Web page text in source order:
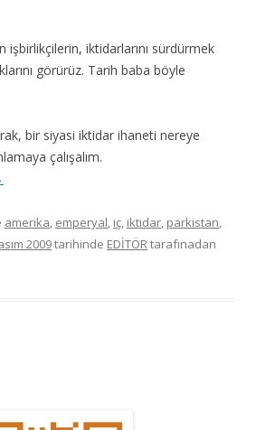
işbirlikçilerin, iktidarlarını sürdürmek
görürüz. Tarih baba böyle
bir siyasi iktidar ihaneti nereye
çalışalım.
amerika, emperyal, iç, iktidar, parkistan,
2009tarihinde EDİTÖRtarafınadan